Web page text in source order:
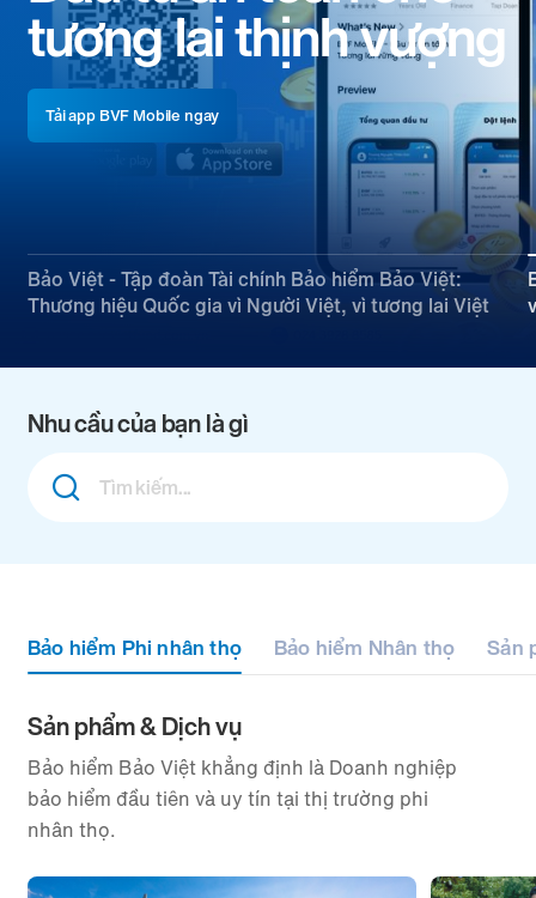
cam kết vững bền
Xem thêm chi tiết
Bảo Việt - Tập đoàn Tài chính Bảo hiểm Bảo Việt:
Thương hiệu Quốc gia vì Người Việt, vì tương lai Việt
Nhu cầu của bạn là gì
fields
Bảo hiểm Phi nhân thọ Bảo hiểm Nhân thọ Sản
Sản phẩm & Dịch vụ
Bảo hiểm Bảo Việt khẳng định là Doanh nghiệp
bảo hiểm đầu tiên và uy tín tại thị trường phi
nhân thọ.